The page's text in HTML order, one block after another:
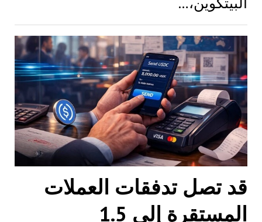
قد تصل تدفقات العملات
المستقرة إلى 1.5